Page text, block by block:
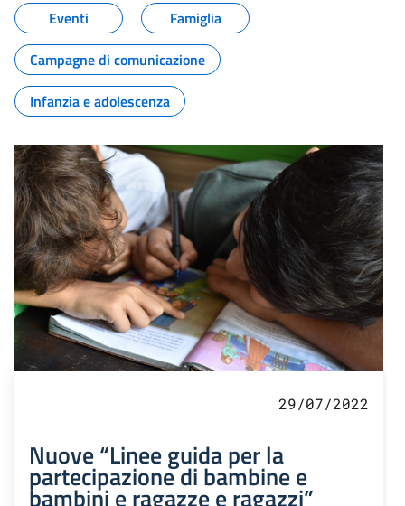
Eventi
Famiglia
Campagne di comunicazione
Infanzia e adolescenza
29/07/2022
Nuove “Linee guida per la
partecipazione di bambine e
bambini e ragazze e ragazzi”